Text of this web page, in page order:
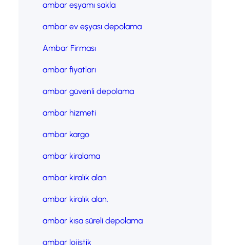
ambar eşyamı sakla
ambar ev eşyası depolama
Ambar Firması
ambar fiyatları
ambar güvenli depolama
ambar hizmeti
ambar kargo
ambar kiralama
ambar kiralık alan
ambar kiralık alan.
ambar kısa süreli depolama
ambar lojistik